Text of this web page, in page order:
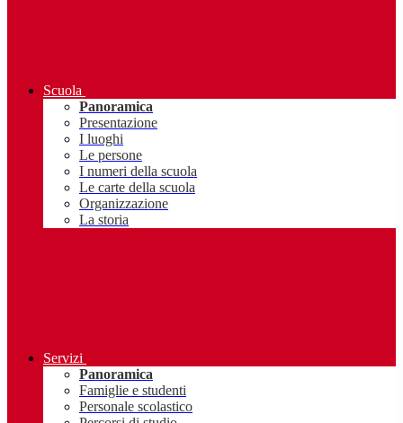
Scuola
Panoramica
Presentazione
I luoghi
Le persone
I numeri della scuola
Le carte della scuola
Organizzazione
La storia
Servizi
Panoramica
Famiglie e studenti
Personale scolastico